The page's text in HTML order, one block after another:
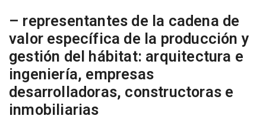
– representantes de la cadena de
valor específica de la producción y
gestión del hábitat: arquitectura e
ingeniería, empresas
desarrolladoras, constructoras e
inmobiliarias